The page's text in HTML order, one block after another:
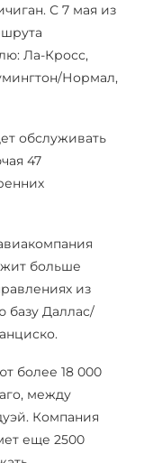
С 7 мая из
Ла-Кросс,
Нормал,
обслуживать
47
больше
из
базу Даллас/
более 18 000
между
Компания
еще 2500